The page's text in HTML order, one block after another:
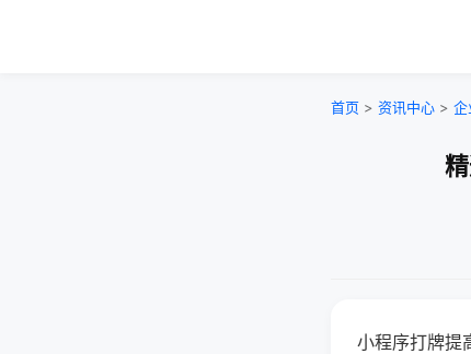
首页 > 资讯中心 > 企
小程序打牌提